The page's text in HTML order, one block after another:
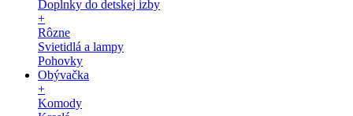
Doplnky do detskej izby
+
Rôzne
Svietidlá a lampy
Pohovky
Obývačka
+
Komody